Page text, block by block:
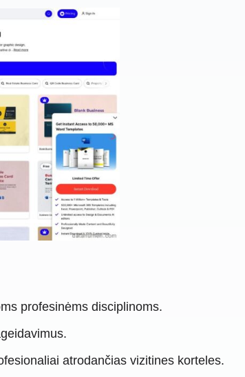
profesinėms disciplinoms.
atrodančias vizitines korteles.